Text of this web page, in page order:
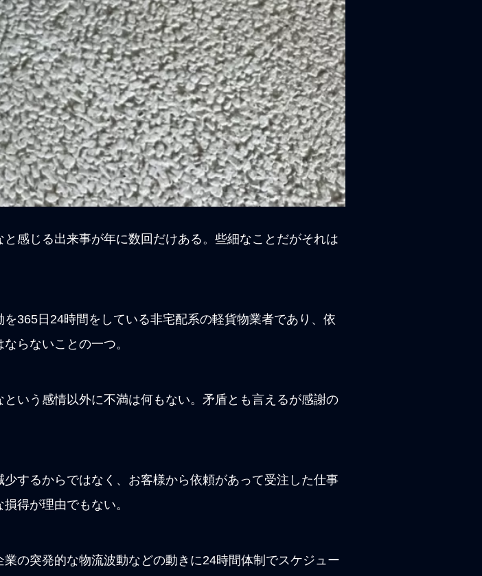
感じる出来事が年に数回だけある。些細なことだがそれは
365日24時間をしている非宅配系の軽貨物業者であり、依
らないことの一つ。
いう感情以外に不満は何もない。矛盾とも言えるが感謝の
するからではなく、お客様から依頼があって受注した仕事
得が理由でもない。
の突発的な物流波動などの動きに24時間体制でスケジュー